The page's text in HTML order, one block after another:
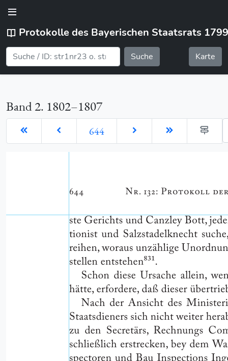
Protokolle des Bayerischen Staatsrats
Suche Karte
Band 2. 1802–1807
644